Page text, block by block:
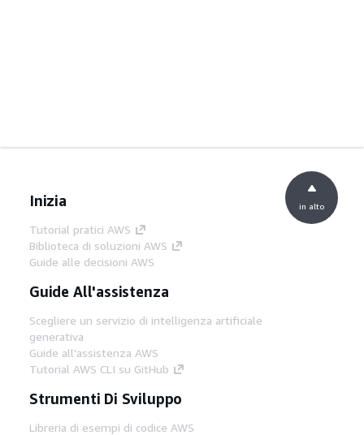
Inizia
Tutorial pratici AWS
Biblioteca di soluzioni AWS
Guide alle decisioni AWS
Guide All'assistenza
Scegliere un servizio di intelligenza artificiale
generativa
Guide all'assistenza AWS
Tutorial AWS CLI su GitHub
Strumenti Di Sviluppo
Libreria di esempi di codice AWS
in alto